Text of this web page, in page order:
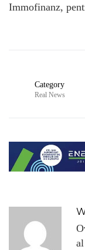
Immofinanz,
Category
Real News